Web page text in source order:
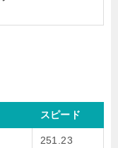
スピード
251.23